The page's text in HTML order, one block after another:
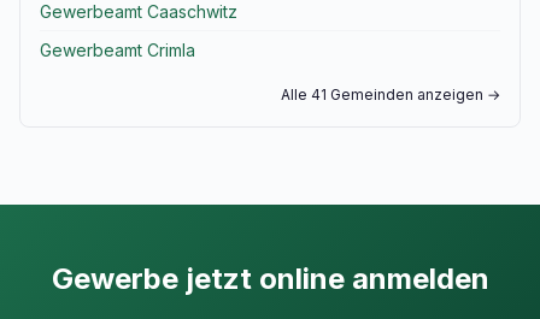
Gewerbeamt Caaschwitz
Gewerbeamt Crimla
Alle 41 Gemeinden anzeigen →
Gewerbe jetzt online anmelden